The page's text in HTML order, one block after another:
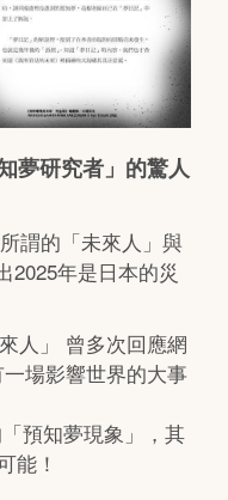
夢研究者」的驚人
謂的「未來人」與
2025年是日本的災
人」 曾多次回應網
場影響世界的大事
預知夢現象」，其
能！